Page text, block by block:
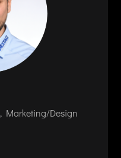
Marketing/Design